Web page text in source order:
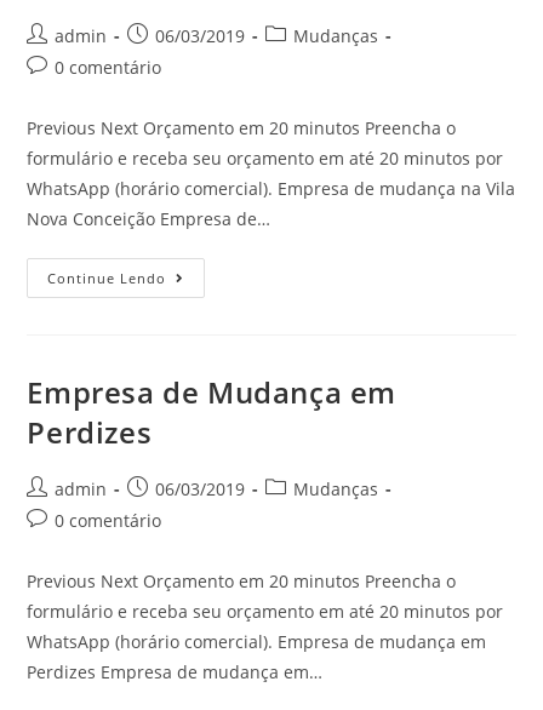
admin 06/03/2019
Mudanças
0 comentário
Previous Next Orçamento em 20 minutos Preencha o
formulário e receba seu orçamento em até 20 minutos por
WhatsApp (horário comercial). Empresa de mudança na Vila
Nova Conceição Empresa de…
Continue Lendo
Empresa de Mudança em
Perdizes
admin 06/03/2019
Mudanças
0 comentário
Previous Next Orçamento em 20 minutos Preencha o
formulário e receba seu orçamento em até 20 minutos por
WhatsApp (horário comercial). Empresa de mudança em
Perdizes Empresa de mudança em…